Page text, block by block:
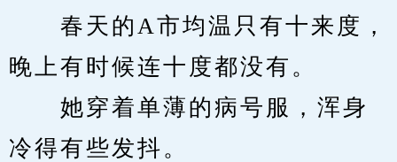
春天的A市均温只有十来度，
晚上有时候连十度都没有。
她穿着单薄的病号服，浑身
冷得有些发抖。